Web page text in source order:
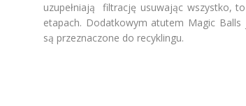
uzupełniają
filtrację usuwając wszystko,to
etapach. Dodatkowym atutem Magic Balls
są przeznaczone do recyklingu.